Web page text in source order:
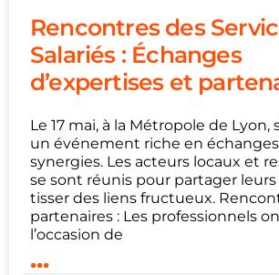
Rencontres des
Salariés : Échanges
d’expertises et
Le 17 mai, à la Métropole de Lyon,
un événement riche en
synergies. Les acteurs locaux et
se sont réunis pour partager
tisser des liens fructueux.
partenaires : Les professionnels
l’occasion de
...